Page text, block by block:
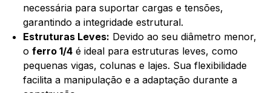
necessária para suportar cargas e tensões,
garantindo a integridade estrutural.
Estruturas Leves: Devido ao seu diâmetro menor,
oferro 1/4 é ideal para estruturas leves, como
pequenas vigas, colunas e lajes. Sua flexibilidade
facilita a manipulação e a adaptação durante a